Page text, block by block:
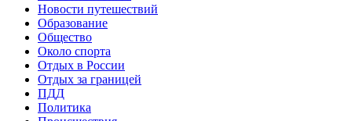
Новости путешествий
Образование
Общество
Около спорта
Отдых в России
Отдых за границей
ПДД
Политика